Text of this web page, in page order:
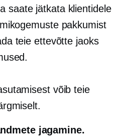
saate jätkata klientidele
pakkumist
teie ettevõtte jaoks
võib teie
jagamine.